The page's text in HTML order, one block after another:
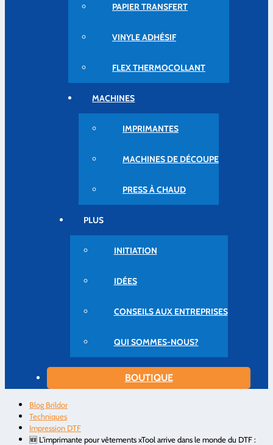
PAPIER TRANSFERT
VINYLE ADHÉSIF
FLEX THERMOCOLLANT
MACHINES
IMPRIMANTES
MACHINES DE DÉCOUPE
PRESS À CHAUD
PLUS
INITIATION
IDÉES
CONSEILS AUX ENTREPRISES
QUI SOMMES-NOUS?
BOUTIQUE
Blog Brildor
Techniques
Impression DTF
🆕 L'imprimante pour vêtements xTool arrive dans le monde du DTF :